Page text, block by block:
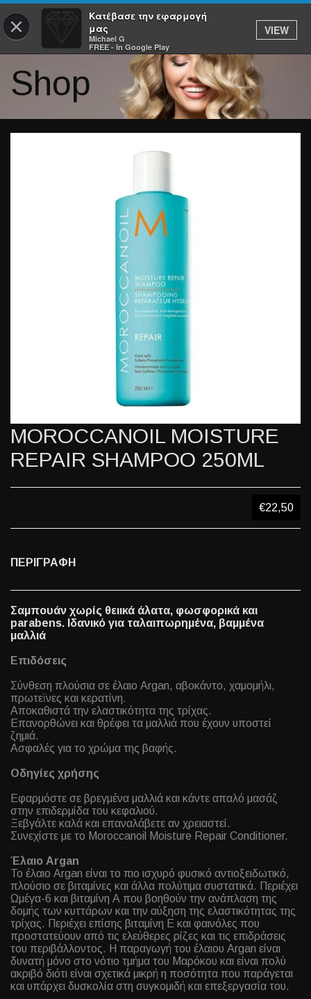
×
Κατέβασε την εφαρμογή
μας
Michael G
FREE - In Google Play
VIEW
Shop
MOROCCANOIL MOISTURE
REPAIR SHAMPOO 250ML
€22,50
ΠΕΡΙΓΡΑΦΗ
Σαμπουάν χωρίς θειικά άλατα, φωσφορικά και
parabens. Iδανικό για ταλαιπωρημένα, βαμμένα
μαλλιά
Επιδόσεις
Σύνθεση πλούσια σε έλαιο Argan, αβοκάντο, χαμομήλι,
πρωτεϊνες και κερατίνη.
Αποκαθιστά την ελαστικότητα της τρίχας.
Επανορθώνει και θρέφει τα μαλλιά που έχουν υποστεί
ζημιά.
Ασφαλές για το χρώμα της βαφής.
Οδηγίες χρήσης
Εφαρμόστε σε βρεγμένα μαλλιά και κάντε απαλό μασάζ
στην επιδερμίδα του κεφαλιού.
Ξεβγάλτε καλά και επαναλάβετε αν χρειαστεί.
Συνεχίστε με το Moroccanoil Moisture Repair Conditioner.
Έλαιο Argan
Το έλαιο Argan είναι το πιο ισχυρό φυσικό αντιοξειδωτικό,
πλούσιο σε βιταμίνες και άλλα πολύτιμα συστατικά. Περιέχει
Ωμέγα-6 και βιταμίνη Α που βοηθούν την ανάπλαση της
δομής των κυττάρων και την αύξηση της ελαστικότητας της
τρίχας. Περιέχει επίσης βιταμίνη Ε και φαινόλες που
προστατεύουν από τις ελεύθερες ρίζες και τις επιδράσεις
του περιβάλλοντος. Η παραγωγή του έλαιου Argan είναι
δυνατή μόνο στο νότιο τμήμα του Μαρόκου και είναι πολύ
ακριβό διότι είναι σχετικά μικρή η ποσότητα που παράγεται
και υπάρχει δυσκολία στη συγκομιδή και επεξεργασία του.